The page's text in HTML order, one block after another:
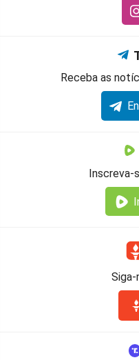
Receba as
Inscreva-